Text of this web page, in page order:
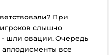
При
слышно
шли овации. Очередь
аплодисменты все